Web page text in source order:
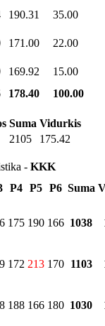
190.31 35.00
171.00 22.00
169.92
15.00
178.40
100.00
Suma Vidurkis
2105 175.42
- KKK
P4 P5 P6 Suma
175 190 166 1038
172 213 170 1103
188 166 180 1030